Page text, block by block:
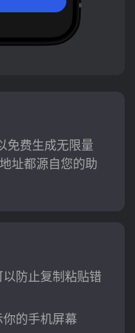
免费生成无限量
址都源自您的助
防止复制粘贴错
你的手机屏幕